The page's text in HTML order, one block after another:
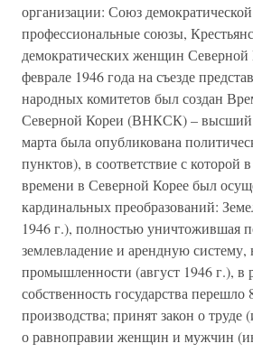
организации: Союз
профессиональные союзы,
демократических женщин
феврале 1946 года на съезде
народных комитетов был создан
Северной Кореи (ВНКСК) – высший
марта была опубликована
пунктов), в соответствие с которой
времени в Северной Корее был
кардинальных преобразований:
1946 г.), полностью уничтожившая
землевладение и арендную систему,
промышленности (август 1946 г.), в
собственность государства перешло
производства; принят закон о труде
о равноправии женщин и мужчин